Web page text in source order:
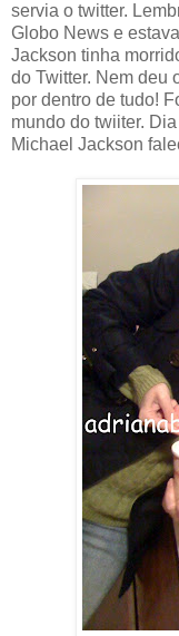
servia o twitter.
Globo News e
Jackson tinha
do Twitter. Nem deu
por dentro de tudo!
mundo do twiiter.
Michael Jackson